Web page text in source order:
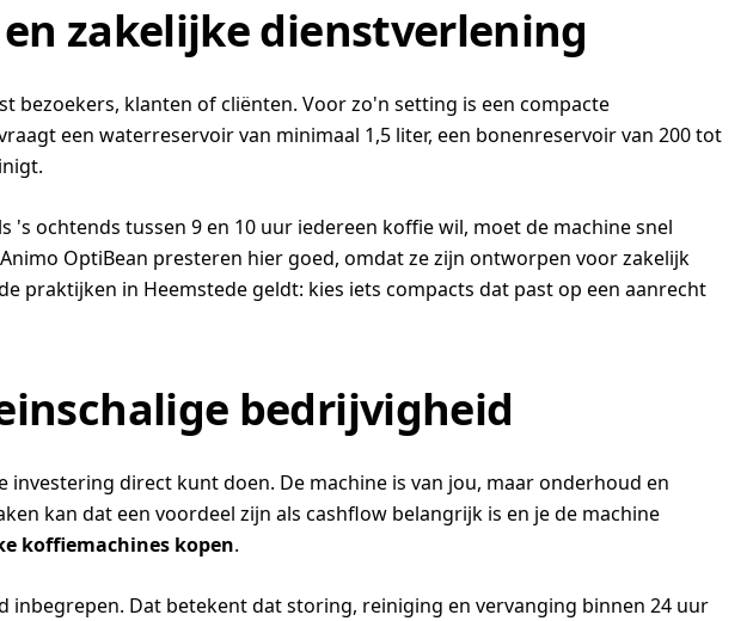
zakelijke dienstverlening
klanten of cliënten. Voor zo'n setting is een compacte
een waterreservoir van minimaal 1,5 liter, een bonenreservoir van 200 tot
ochtends tussen 9 en 10 uur iedereen koffie wil, moet de machine snel
OptiBean presteren hier goed, omdat ze zijn ontworpen voor zakelijk
in Heemstede geldt: kies iets compacts dat past op een aanrecht
bedrijvigheid
direct kunt doen. De machine is van jou, maar onderhoud en
kan dat een voordeel zijn als cashflow belangrijk is en je de machine
koffiemachines kopen.
inbegrepen. Dat betekent dat storing, reiniging en vervanging binnen 24 uur